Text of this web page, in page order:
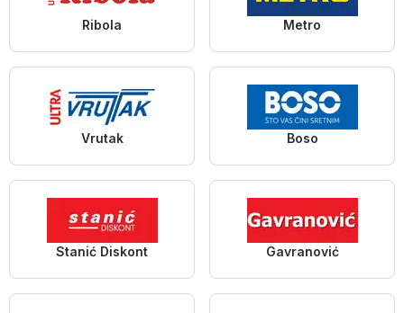
Ribola Metro
Vrutak Boso
Stanić Diskont Gavranović